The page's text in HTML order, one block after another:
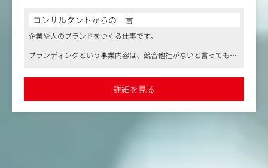
単なる発注業者ではなくクライアントと一心同体となり、
依頼を受けるだけでなく企業のために提案を行い、企業の
成長に貢献しています。
【変更の範囲】無
＜具体的には＞
●STEP１
経営陣と定期的にセッションを行い、企業のアイデンティ
ティを抽出。ミッション・ビジョン・バリュー・スピリッ
コンサルタントからの一言
企業や人のブランドをつくる仕事です。
ブランディングという事業内容は、競合他社がないと言っても良
仕事や人生を意味あるものにしたい、一生懸命に取り組みたいと
いう思いがある方は、フィットする会社・社風だと思います。
詳細を見る